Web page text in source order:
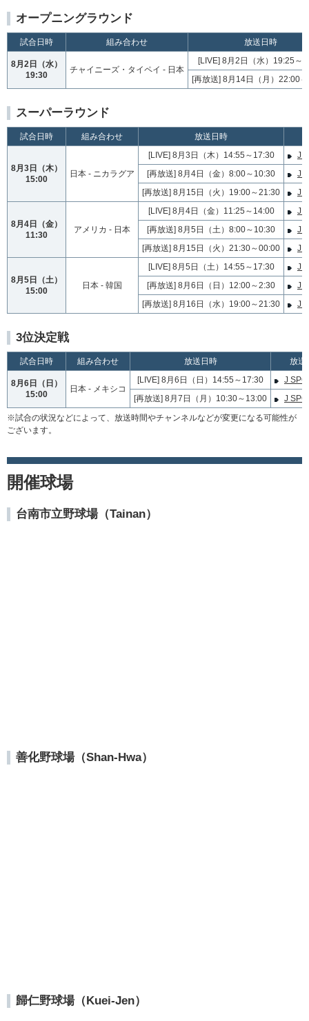
オープニングラウンド
試合日時 組み合わせ 放送日時
8月2日（水）
19:30
チャイニーズ・タイペイ - 日本
[LIVE] 8月2日（水）19:25～
[再放送] 8月14日（月）22:00
スーパーラウンド
試合日時 組み合わせ 放送日時
8月3日（木）
15:00
日本 - ニカラグア
[LIVE] 8月3日（木）14:55～17:30
J
[再放送] 8月4日（金）8:00～10:30
J
[再放送] 8月15日（火）19:00～21:30
J
8月4日（金）
11:30
アメリカ - 日本
[LIVE] 8月4日（金）11:25～14:00
J
[再放送] 8月5日（土）8:00～10:30
J
[再放送] 8月15日（火）21:30～00:00
J
8月5日（土）
15:00
日本 - 韓国
[LIVE] 8月5日（土）14:55～17:30
J
[再放送] 8月6日（日）12:00～2:30
J
[再放送] 8月16日（水）19:00～21:30
J
3位決定戦
試合日時 組み合わせ 放送日時 放送
8月6日（日）
15:00
日本 - メキシコ
[LIVE] 8月6日（日）14:55～17:30
J
[再放送] 8月7日（月）10:30～13:00
J
※試合の状況などによって、放送時間やチャンネルなどが変更になる可能性が
ございます。
開催球場
台南市立野球場（Tainan）
善化野球場（Shan-Hwa）
歸仁野球場（Kuei-Jen）